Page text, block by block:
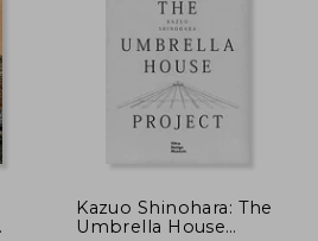
Kazuo Shinohara: The
Umbrella House